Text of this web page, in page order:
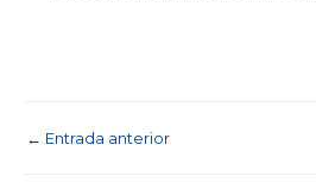
← Entrada anterior